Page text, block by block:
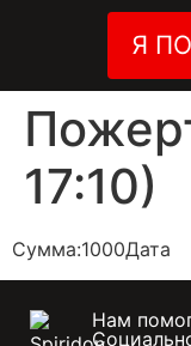
Я
17:10)
Сумма:1000Дата
Нам